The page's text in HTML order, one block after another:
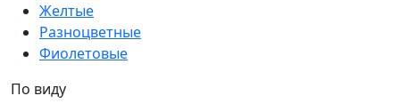
Желтые
Разноцветные
Фиолетовые
По виду